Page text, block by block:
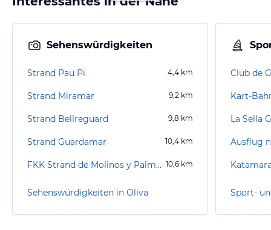
Sehenswürdigkeiten
Strand Pau Pi 4,4 km
Strand Miramar 9,2 km
Strand Bellreguard 9,8 km
Strand Guardamar 10,4 km
FKK Strand de Molinos y Palmeras / Punta Dels Molins 10,6 km
Sehenswürdigkeiten in Oliva
Club de
Kart-
La Sella
Ausflug
Sport-